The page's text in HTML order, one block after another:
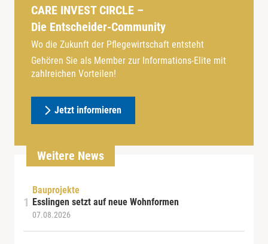
CARE INVEST CIRCLE –
Die Entscheider-Community
Wo die Zukunft der Pflegewirtschaft entsteht
Gehören Sie als Member zur Informations-Elite mit
zahlreichen Vorteilen!
Jetzt informieren
Weitere News
Bauprojekte
Esslingen setzt auf neue Wohnformen
07.08.2026